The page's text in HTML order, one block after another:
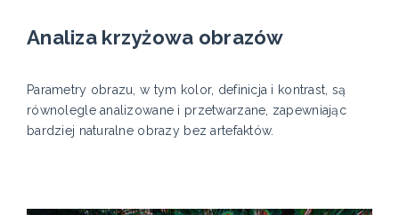
Analiza krzyżowa obrazów
Parametry obrazu, w tym kolor, definicja i kontrast, są
równolegle analizowane i przetwarzane, zapewniając
bardziej naturalne obrazy bez artefaktów.